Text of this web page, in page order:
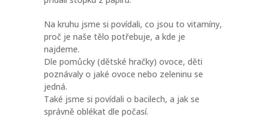
Na kruhu jsme si povídali, co jsou to vitamíny,
proč je naše tělo potřebuje, a kde je
najdeme.
Dle pomůcky (dětské hračky) ovoce, děti
poznávaly o jaké ovoce nebo zeleninu se
jedná.
Také jsme si povídali o bacilech, a jak se
správně oblékat dle počasí.